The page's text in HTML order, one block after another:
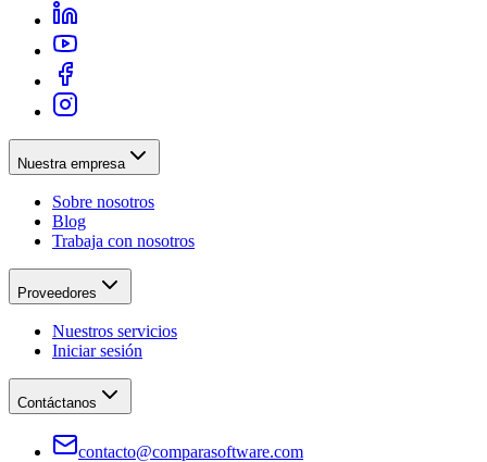
Nuestra empresa
Sobre nosotros
Blog
Trabaja con nosotros
Proveedores
Nuestros servicios
Iniciar sesión
Contáctanos
contacto@comparasoftware.com